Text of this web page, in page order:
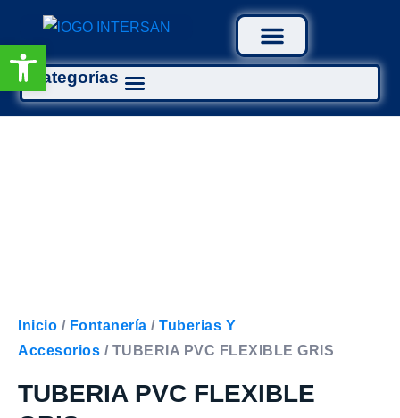
Categorías
Inicio / Fontanería / Tuberias Y
Accesorios / TUBERIA PVC FLEXIBLE GRIS
TUBERIA PVC FLEXIBLE
Abrir barra de herramientas